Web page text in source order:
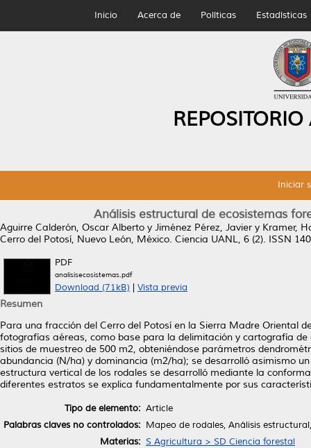
Inicio Acerca de Políticas Estadísticas
Iniciar
Análisis estructural de ecosistemas
Aguirre Calderón, Oscar Alberto y Jiménez Pérez, Javier y Kramer,
Cerro del Potosí, Nuevo León, México. Ciencia UANL, 6 (2). ISSN
PDF
analisisecosistemas.pdf
Download (71kB) Vista previa
Resumen
Para una fracción del Cerro del Potosí en la Sierra Madre Oriental
fotografías aéreas, como base para la delimitación y cartografía
sitios de muestreo de 500 m2, obteniéndose parámetros
abundancia (N/ha) y dominancia (m2/ha); se desarrolló asimismo
estructura vertical de los rodales se desarrolló mediante la
diferentes estratos se explica fundamentalmente por sus
Tipo de elemento: Article
Palabras claves no controlados: Mapeo de rodales, Análisis
Materias: S Agricultura > SD Ciencia forestal